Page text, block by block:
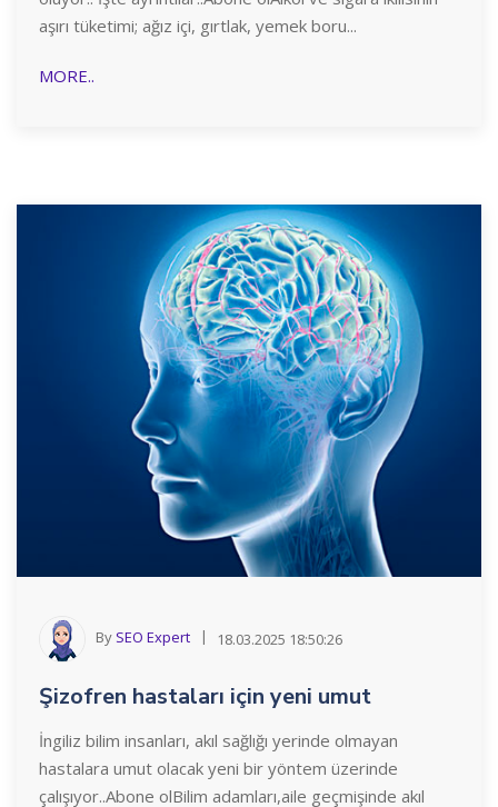
aşırı tüketimi; ağız içi, gırtlak, yemek boru...
MORE..
By SEO Expert 18.03.2025 18:50:26
Şizofren hastaları için yeni umut
İngiliz bilim insanları, akıl sağlığı yerinde olmayan
hastalara umut olacak yeni bir yöntem üzerinde
çalışıyor..Abone olBilim adamları,aile geçmişinde akıl